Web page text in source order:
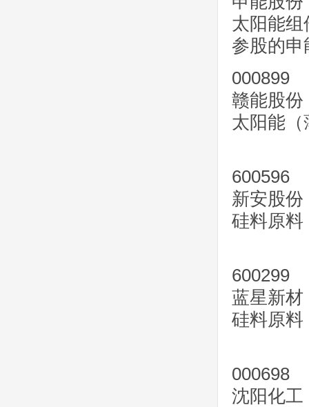
太阳能组
参股的申
000899
赣能股份
太阳能
600596
新安股份
硅料原料
600299
蓝星新材
硅料原料
000698
沈阳化工